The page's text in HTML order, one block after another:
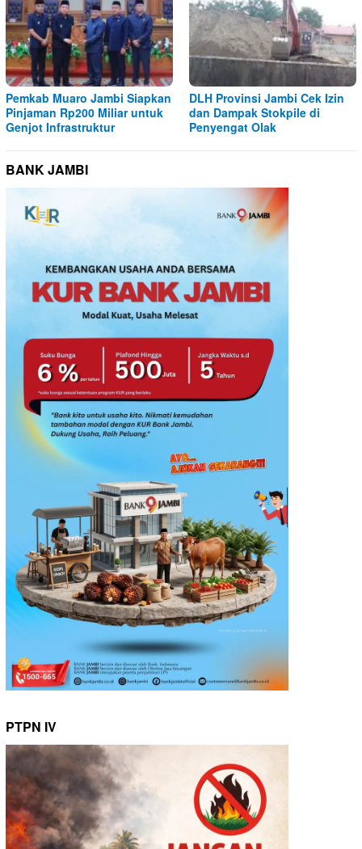
Pemkab Muaro Jambi Siapkan
Pinjaman Rp200 Miliar untuk
Genjot Infrastruktur
DLH Provinsi Jambi Cek Izin
dan Dampak Stokpile di
Penyengat Olak
BANK JAMBI
PTPN IV